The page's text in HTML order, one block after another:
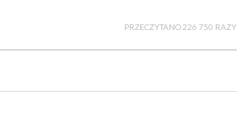
PRZECZYTANO 226 750 RAZY